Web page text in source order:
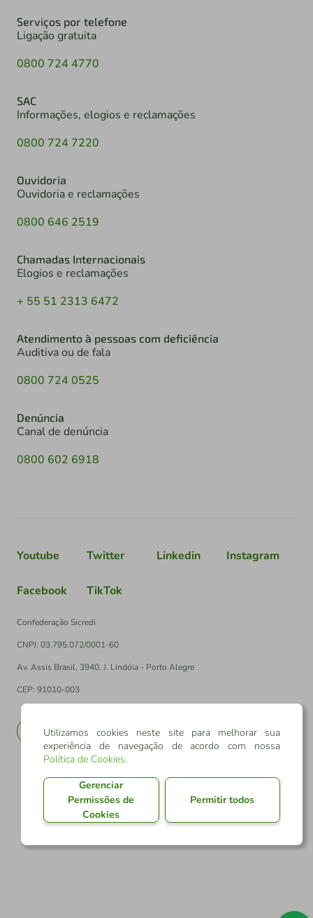
Serviços por telefone
Ligação gratuita
0800 724 4770
SAC
Informações, elogios e reclamações
0800 724 7220
Ouvidoria
Ouvidoria e reclamações
0800 646 2519
Chamadas Internacionais
Elogios e reclamações
+ 55 51 2313 6472
Atendimento à pessoas com deficiência
Auditiva ou de fala
0800 724 0525
Denúncia
Canal de denúncia
0800 602 6918
Youtube Twitter Linkedin Instagram
Facebook TikTok
Confederação Sicredi
CNPJ: 03.795.072/0001-60
Av. Assis Brasil, 3940, J. Lindóia - Porto Alegre
CEP: 91010-003
EN
Utilizamos cookies neste site para melhorar sua
experiência de navegação de acordo com nossa
Política de Cookies.
Gerenciar
Permissões de
Cookies
Permitir todos